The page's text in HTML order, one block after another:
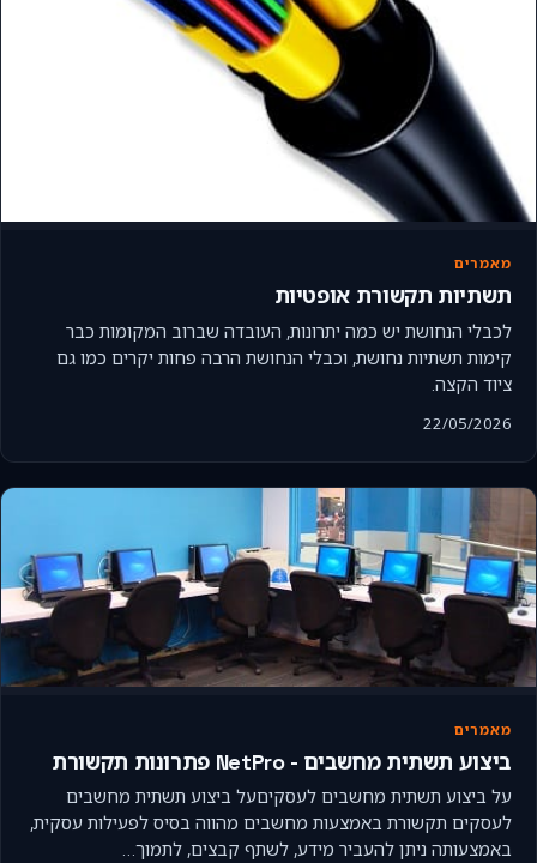
מאמרים
תשתיות תקשורת אופטיות
לכבלי הנחושת יש כמה יתרונות, העובדה שברוב המקומות כבר
קימות תשתיות נחושת, וכבלי הנחושת הרבה פחות יקרים כמו גם
ציוד הקצה.
22/05/2026
מאמרים
ביצוע תשתית מחשבים - NetPro פתרונות תקשורת
על ביצוע תשתית מחשבים לעסקיםעל ביצוע תשתית מחשבים
לעסקים תקשורת באמצעות מחשבים מהווה בסיס לפעילות עסקית,
באמצעותה ניתן להעביר מידע, לשתף קבצים, לתמוך…